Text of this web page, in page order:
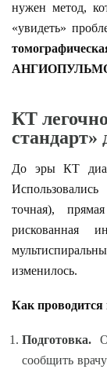
нужен метод,
«увидеть»
КТ
стандарт»
До эры КТ
точная),
рискованная
изменилось.
Как проводится
Подготовка.
сообщить